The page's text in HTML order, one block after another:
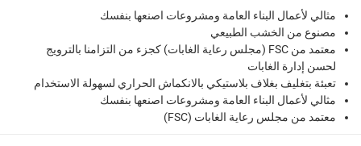
مثالي لأعمال البناء العامة ومشروعات اصنعها بنفسك
مصنوع من الخشب الطبيعي
معتمد من FSC (مجلس رعاية الغابات) كجزء من التزامنا بالترويج
لحسن إدارة الغابات
تعبئة بتغليف بغلاف بلاستيكي بالانكماش الحراري لسهولة الاستخدام
مثالي لأعمال البناء العامة ومشروعات اصنعها بنفسك
معتمد من مجلس رعاية الغابات (FSC)